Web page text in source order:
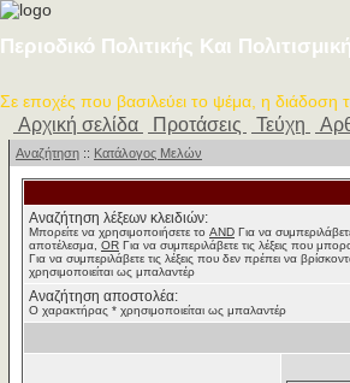
Περιοδικό Πολιτικής Και
Σε εποχές που βασιλεύει το ψέμα, η διάδοση
Αρχική σελίδα Προτάσεις Τεύχη
Αναζήτηση :: Κατάλογος Μελών
Αναζήτηση λέξεων κλειδιών:
Μπορείτε να χρησιμοποιήσετε το AND Για να
αποτέλεσμα, OR Για να συμπεριλάβετε τις λέξεις που
Για να συμπεριλάβετε τις λέξεις που δεν πρέπει να
χρησιμοποιείται ως μπαλαντέρ
Αναζήτηση αποστολέα:
Ο χαρακτήρας * χρησιμοποιείται ως μπαλαντέρ